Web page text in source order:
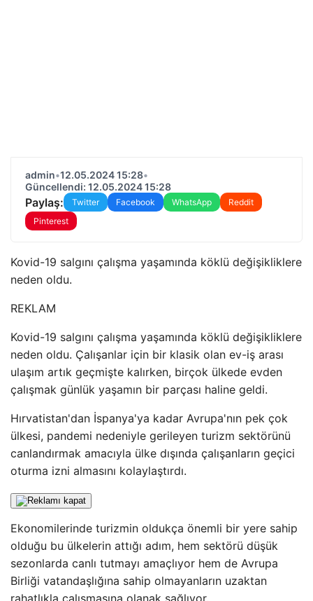
admin•12.05.2024 15:28•
Güncellendi: 12.05.2024 15:28
Paylaş: Twitter Facebook WhatsApp
Reddit
Pinterest
Kovid-19 salgını çalışma yaşamında köklü değişikliklere
neden oldu.
REKLAM
Kovid-19 salgını çalışma yaşamında köklü değişikliklere
neden oldu. Çalışanlar için bir klasik olan ev-iş arası
ulaşım artık geçmişte kalırken, birçok ülkede evden
çalışmak günlük yaşamın bir parçası haline geldi.
Hırvatistan'dan İspanya'ya kadar Avrupa'nın pek çok
ülkesi, pandemi nedeniyle gerileyen turizm sektörünü
canlandırmak amacıyla ülke dışında çalışanların geçici
oturma izni almasını kolaylaştırdı.
Ekonomilerinde turizmin oldukça önemli bir yere sahip
olduğu bu ülkelerin attığı adım, hem sektörü düşük
sezonlarda canlı tutmayı amaçlıyor hem de Avrupa
Birliği vatandaşlığına sahip olmayanların uzaktan
rahatlıkla çalışmasına olanak sağlıyor.